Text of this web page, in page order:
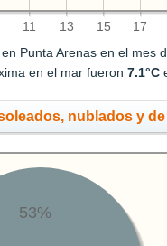
11 13 15 17
Punta Arenas en el mes
en el mar fueron7.1°C
nublados y
53%